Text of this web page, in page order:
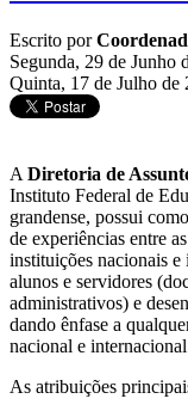
Escrito por
Segunda, 29 de Junho
Quinta, 17 de Julho de
A Diretoria de
Instituto Federal de
grandense, possui
de experiências entre
instituições nacionais
alunos e servidores
administrativos) e
dando ênfase a
nacional e
As atribuições